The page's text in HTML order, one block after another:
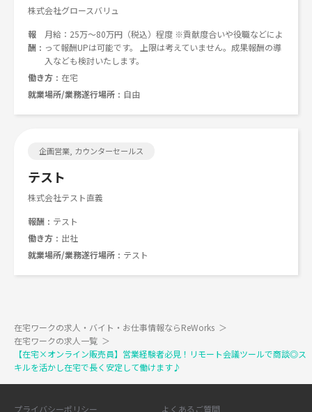
株式会社グロースバリュ
報
酬
月給：25万〜80万円（税込）程度 ※貢献度合いや役職などによ
って報酬UPは可能です。 上限は考えていません。成果報酬の導
入なども検討いたします。
働き方
在宅
就業場所/業務遂行場所
自由
企画営業, カウンターセールス
テスト
株式会社テスト直義
報酬
テスト
働き方
出社
就業場所/業務遂行場所
テスト
在宅ワークの求人・バイト・お仕事情報ならReWorks ＞
在宅ワークの求人一覧 ＞
【在宅×オンライン販売員】営業経験者必見！リモート会議ツールで商談◎ス
キルを活かし在宅で長く安定して働けます♪
プライバシーポリシー よくあるご質問